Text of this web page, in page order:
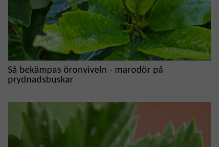
Så bekämpas öronviveln - marodör på
prydnadsbuskar